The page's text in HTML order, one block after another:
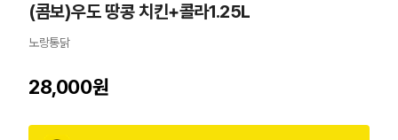
(콤보)우도 땅콩 치킨+콜라1.25L
노랑통닭
28,000원